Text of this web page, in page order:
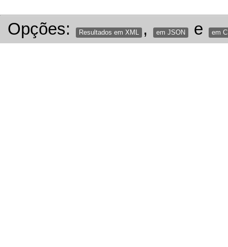
Opções: Resultados em XML , em JSON e em